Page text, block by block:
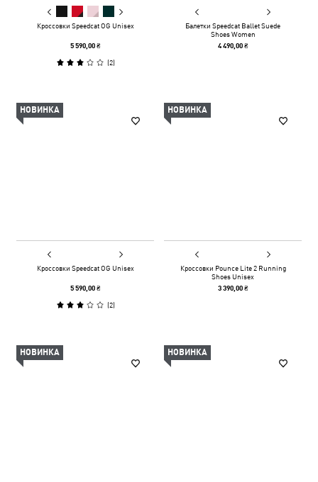
Кроссовки Speedcat OG Unisex
5 590,00 ₴
(2)
Балетки Speedcat Ballet Suede
Shoes Women
4 490,00 ₴
НОВИНКА
Кроссовки Speedcat OG Unisex
5 590,00 ₴
(2)
НОВИНКА
Кроссовки Pounce Lite 2 Running
Shoes Unisex
3 390,00 ₴
НОВИНКА НОВИНКА